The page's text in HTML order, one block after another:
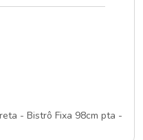
- Bistrô Fixa 98cm pta -